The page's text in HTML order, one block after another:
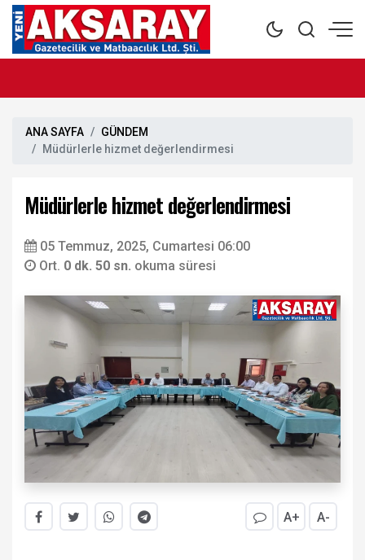
ANA SAYFA
GÜNDEM
Müdürlerle hizmet değerlendirmesi
Müdürlerle hizmet değerlendirmesi
05 Temmuz, 2025, Cumartesi 06:00
Ort. 0 dk. 50 sn. okuma süresi
A+ A-